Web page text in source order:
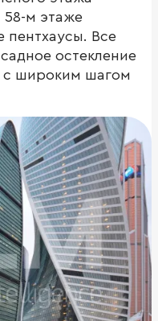
58-м этаже
пентхаусы. Все
остекление
с широким шагом